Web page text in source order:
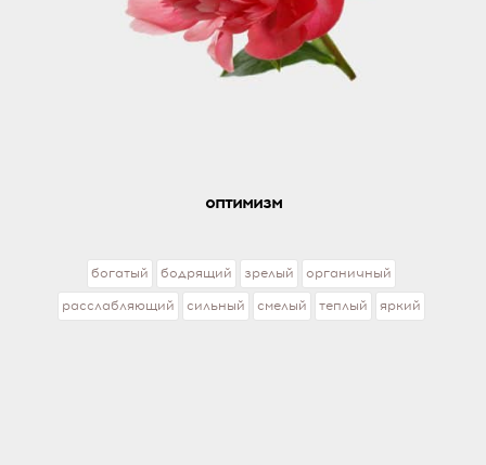
оптимизм
богатый бодрящий зрелый
органичный
расслабляющий
сильный смелый теплый яркий